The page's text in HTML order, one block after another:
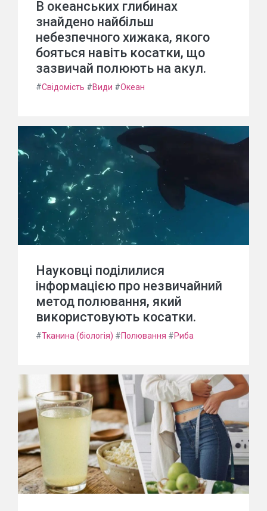
В океанських глибинах
знайдено найбільш
небезпечного хижака, якого
бояться навіть косатки, що
зазвичай полюють на акул.
#Свідомість #Види #Океан
Науковці поділилися
інформацією про незвичайний
метод полювання, який
використовують косатки.
#Тканина (біологія) #Полювання #Риба